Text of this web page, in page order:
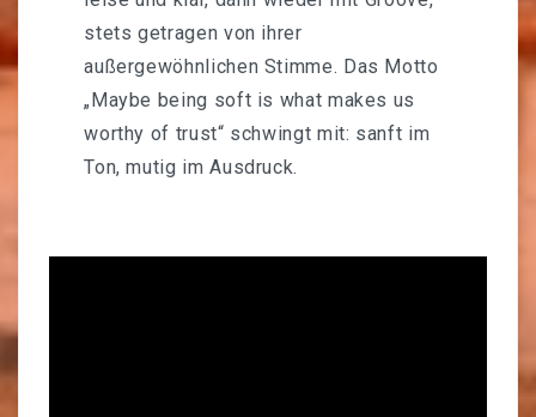
stets getragen von ihrer
außergewöhnlichen Stimme. Das Motto
„Maybe being soft is what makes us
worthy of trust“ schwingt mit: sanft im
Ton, mutig im Ausdruck.